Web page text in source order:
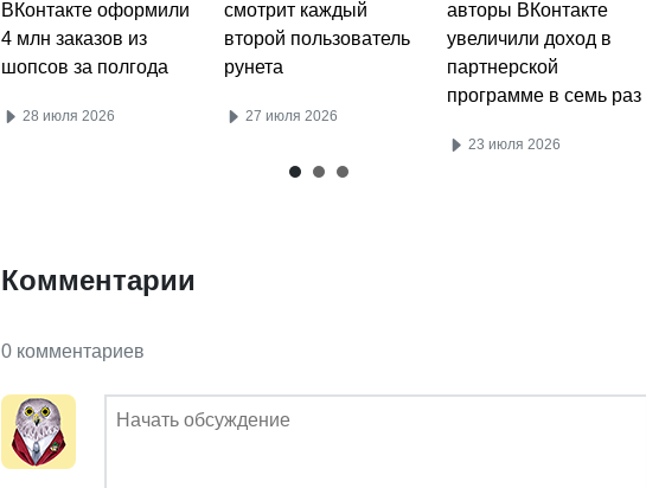
ВКонтакте оформили
4 млн заказов из
шопсов за полгода
28 июля 2026
смотрит каждый
второй пользователь
рунета
27 июля 2026
авторы ВКонтакте
увеличили доход в
партнерской
программе в семь раз
23 июля 2026
Комментарии
0 комментариев